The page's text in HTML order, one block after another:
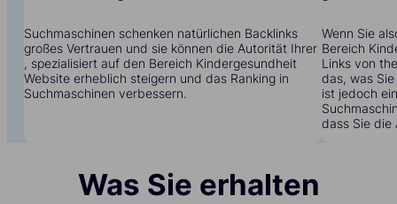
Suchmaschinen schenken natürlichen Backlinks
großes Vertrauen und sie können die Autorität Ihrer
, spezialisiert auf den Bereich Kindergesundheit
Website erheblich steigern und das Ranking in
Suchmaschinen verbessern.
Wenn Sie
Bereich
Links von
das, was
ist jedoch
dass Sie die
Was Sie erhalten